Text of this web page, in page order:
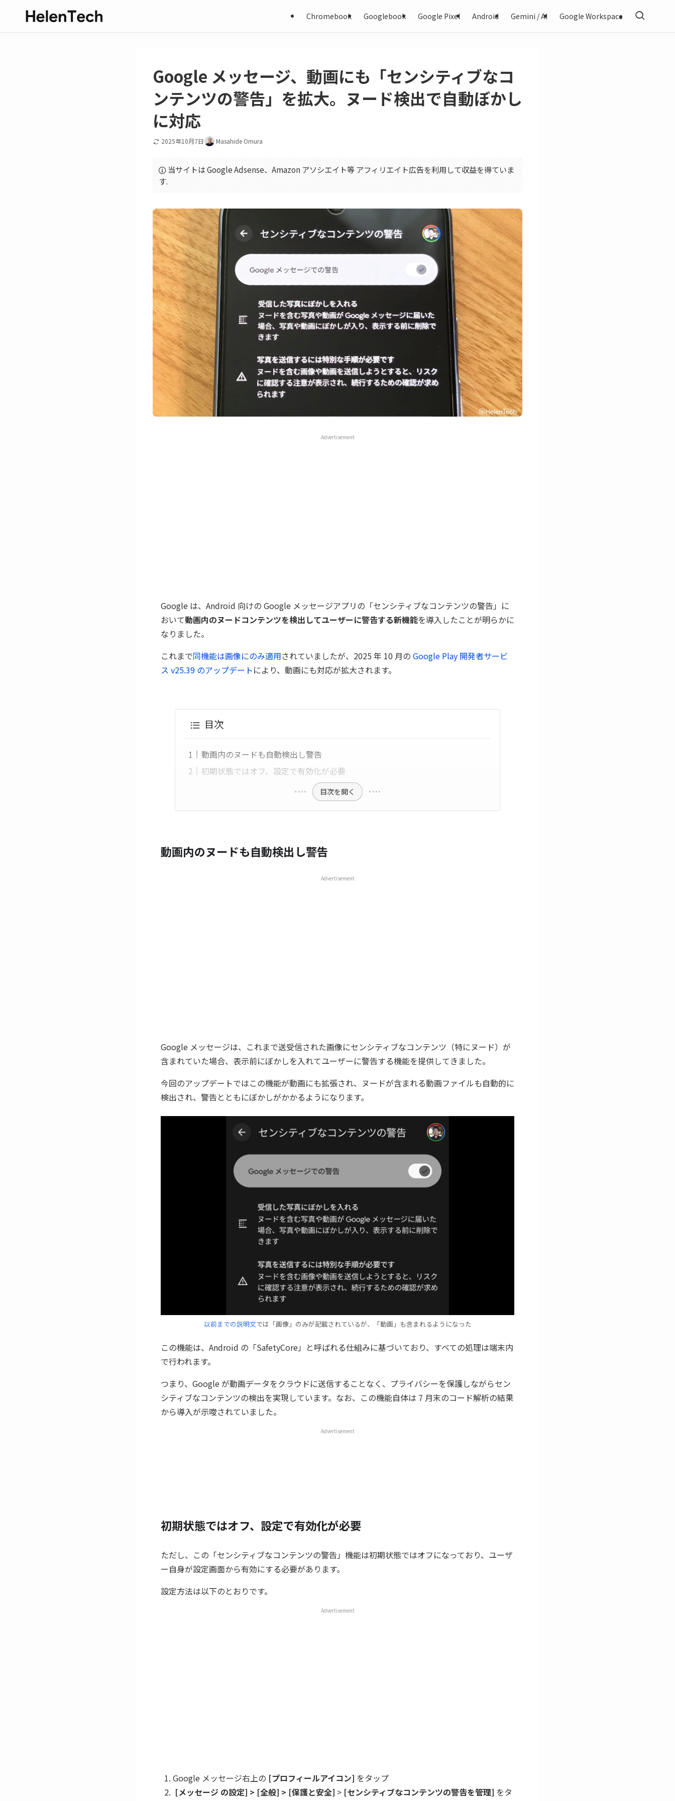
Chromebook Googlebook Google Pixel Android Gemini / AI Google Workspace
Google メッセージ、動画にも「センシティブなコ
ンテンツの警告」を拡大。ヌード検出で自動ぼかし
に対応
2025年10月7日 Masahide Omura
当サイトは Google Adsense、Amazon アソシエイト等 アフィリエイト広告を利用して収益を得ていま
す.
Advertisement
Google は、Android 向けの Google メッセージアプリの「センシティブなコンテンツの警告」に
おいて動画内のヌードコンテンツを検出してユーザーに警告する新機能を導入したことが明らかに
なりました。
これまで同機能は画像にのみ適用されていましたが、2025 年 10 月の Google Play 開発者サービ
ス v25.39 のアップデートにより、動画にも対応が拡大されます。
目次
動画内のヌードも自動検出し警告
初期状態ではオフ、設定で有効化が必要
目次を開く
動画内のヌードも自動検出し警告
Advertisement
Google メッセージは、これまで送受信された画像にセンシティブなコンテンツ（特にヌード）が
含まれていた場合、表示前にぼかしを入れてユーザーに警告する機能を提供してきました。
今回のアップデートではこの機能が動画にも拡張され、ヌードが含まれる動画ファイルも自動的に
検出され、警告とともにぼかしがかかるようになります。
以前までの説明文では「画像」のみが記載されているが、「動画」も含まれるようになった
この機能は、Android の「SafetyCore」と呼ばれる仕組みに基づいており、すべての処理は端末内
で行われます。
つまり、Google が動画データをクラウドに送信することなく、プライバシーを保護しながらセン
シティブなコンテンツの検出を実現しています。なお、この機能自体は 7 月末のコード解析の結果
から導入が示唆されていました。
Advertisement
初期状態ではオフ、設定で有効化が必要
ただし、この「センシティブなコンテンツの警告」機能は初期状態ではオフになっており、ユーザ
ー自身が設定画面から有効にする必要があります。
設定方法は以下のとおりです。
Advertisement
Google メッセージ右上の [プロフィールアイコン] をタップ
[メッセージ の設定] > [全般] > [保護と安全] > [センシティブなコンテンツの警告を管理] をタ